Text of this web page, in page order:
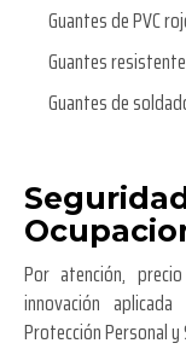
Guantes de PVC
Guantes
Guantes de
Por atención,
innovación
Protección Personal